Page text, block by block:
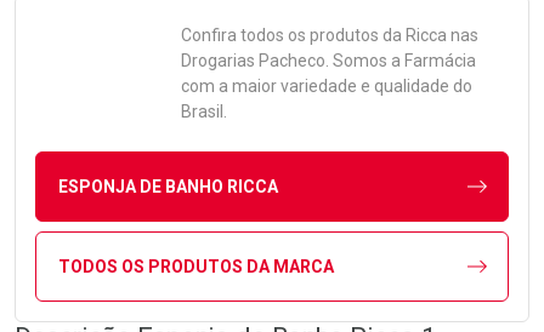
Confira todos os produtos da Ricca nas
Drogarias Pacheco. Somos a Farmácia
com a maior variedade e qualidade do
Brasil.
ESPONJA DE BANHO RICCA
TODOS OS PRODUTOS DA MARCA